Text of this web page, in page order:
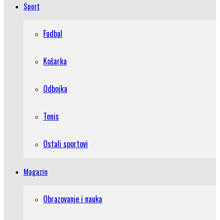
Sport
Fudbal
Košarka
Odbojka
Tenis
Ostali sportovi
Magazin
Obrazovanje i nauka